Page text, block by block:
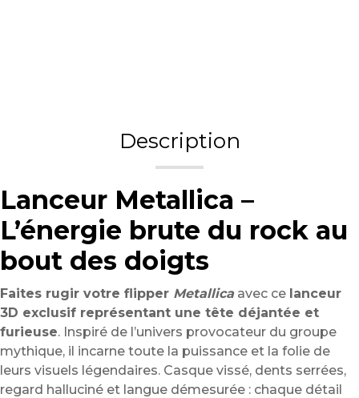
Description
Lanceur Metallica –
L’énergie brute du rock au
bout des doigts
Faites rugir votre flipper Metallica avec ce lanceur
3D exclusif représentant une tête déjantée et
furieuse. Inspiré de l’univers provocateur du groupe
mythique, il incarne toute la puissance et la folie de
leurs visuels légendaires. Casque vissé, dents serrées,
regard halluciné et langue démesurée : chaque détail